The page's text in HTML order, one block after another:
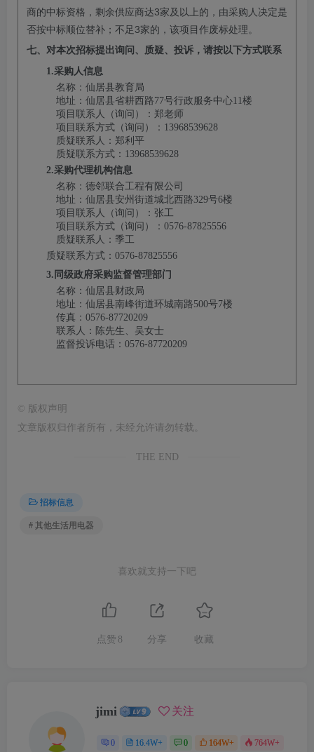
商的中标资格，剩余供应商达3家及以上的，由采购人决定是
否按中标顺位替补；不足 3家的，该项目作废标处理。
七、对本次招标提出询问、质疑、投诉，请按以下方式联系
1.采购人信息
名称： 仙居县教育局
地址： 仙居县省耕西路77号行政服务中心11楼
项目联系人（询问）： 郑老师
项目联系方式（询问）： 13968539628
质疑联系人： 郑利平
质疑联系方式： 13968539628
2.采购代理机构信息
名称： 德邻联合工程有限公司
地址： 仙居县安州街道城北西路329号6楼
项目联系人（询问）： 张工
项目联系方式（询问）： 0576-87825556
质疑联系人： 季工
质疑联系方式： 0576-87825556
3.同级政府采购监督管理部门
名称：仙居县财政局
地址：仙居县南峰街道环城南路500号7楼
传真：0576-87720209
联系 人： 陈先生、吴女士
监督投诉电话： 0576-87720209
©
版权声明
文章版权归作者所有，未经允许请勿转载。
THE END
招标信息
# 其他生活用电器
喜欢就支持一下吧
点赞 8 分享 收藏
jimi 关注
0 16.4W+ 0 164W+ 764W+